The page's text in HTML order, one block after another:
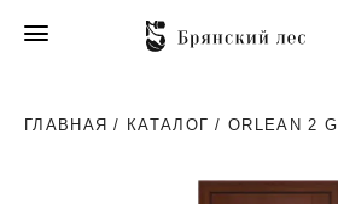
ГЛАВНАЯ / КАТАЛОГ / ORLEAN 2 G